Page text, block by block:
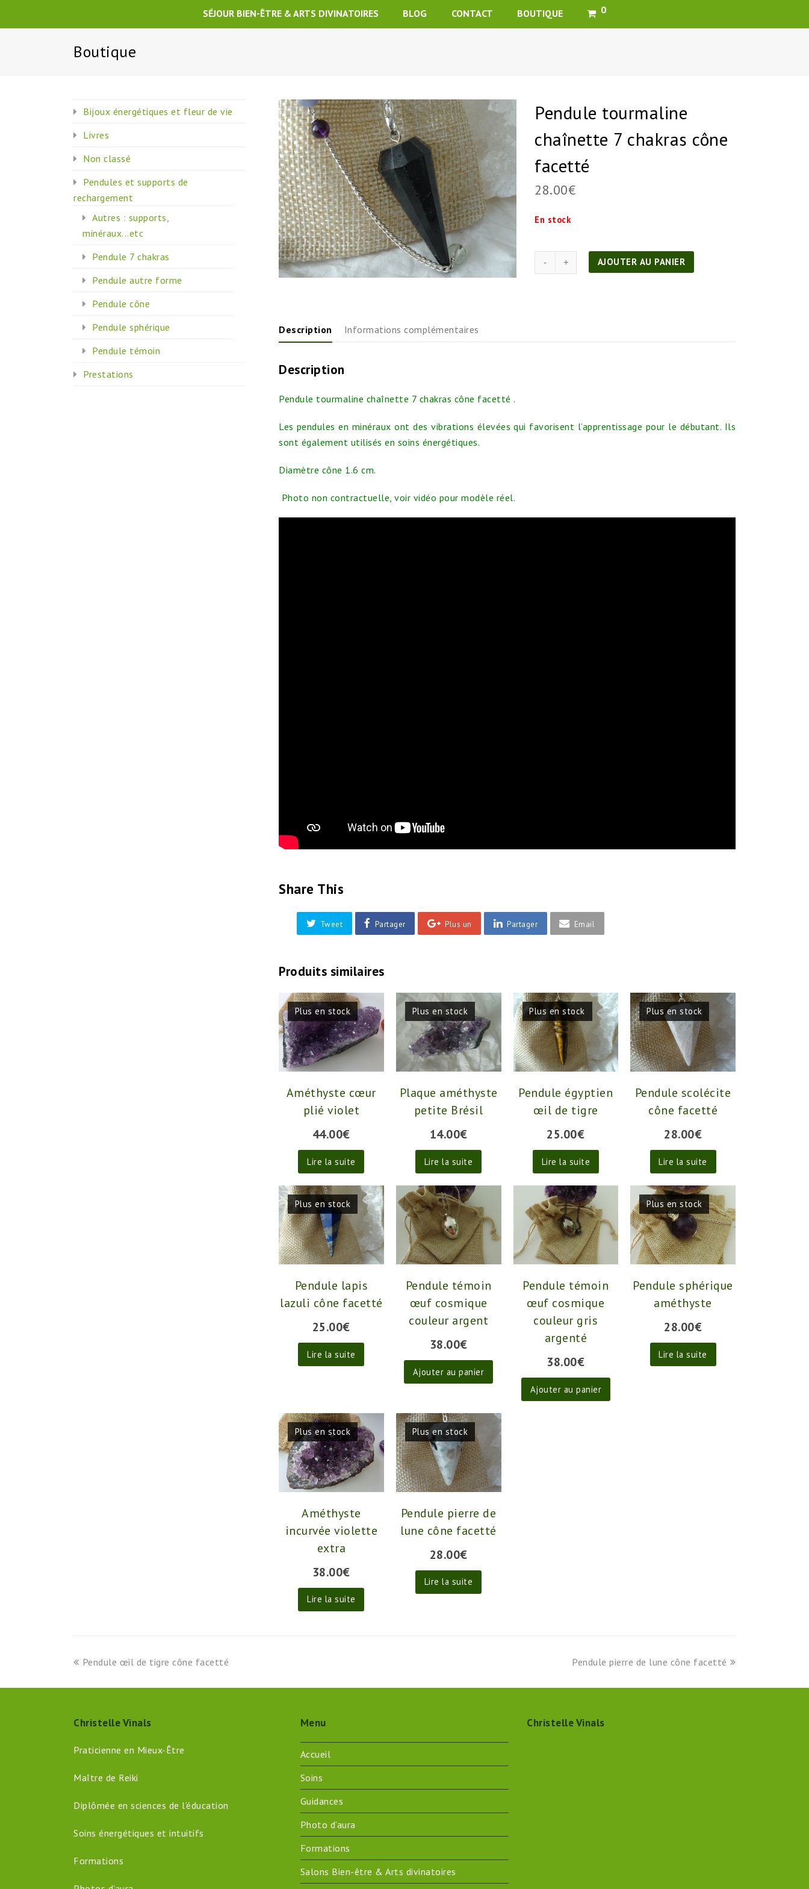
SÉJOUR BIEN-ÊTRE & ARTS DIVINATOIRES BLOG CONTACT BOUTIQUE 0
Boutique
Pendule tourmaline
chaînette 7 chakras cône
facetté
28.00€
En stock
quantité
de
AJOUTER AU PANIER
Description Informations complémentaires
Description
Pendule tourmaline chaînette 7 chakras cône facetté .
Les pendules en minéraux ont des vibrations élevées qui favorisent l’apprentissage pour le débutant. Ils
sont également utilisés en soins énergétiques.
Diamètre cône 1.6 cm.
Photo non contractuelle, voir vidéo pour modèle réel.
Share This
Tweet Partager Plus un Partager Email
Produits similaires
Plus en stock
Améthyste cœur
plié violet
44.00€
Lire la suite
Plus en stock
Plaque améthyste
petite Brésil
14.00€
Lire la suite
Plus en stock
Pendule égyptien
œil de tigre
25.00€
Lire la suite
Plus en stock
Pendule scolécite
cône facetté
28.00€
Lire la suite
Plus en stock
Pendule lapis
lazuli cône facetté
25.00€
Lire la suite
Pendule témoin
œuf cosmique
couleur argent
38.00€
Ajouter au panier
Pendule témoin
œuf cosmique
couleur gris
argenté
38.00€
Ajouter au panier
Plus en stock
Pendule sphérique
améthyste
28.00€
Lire la suite
Plus en stock
Améthyste
incurvée violette
extra
38.00€
Lire la suite
Plus en stock
Pendule pierre de
lune cône facetté
28.00€
Lire la suite
Bijoux énergétiques et fleur de vie
Livres
Non classé
Pendules et supports de
rechargement
Autres : supports,
minéraux...etc
Pendule 7 chakras
Pendule autre forme
Pendule cône
Pendule sphérique
Pendule témoin
Prestations
previous
Pendule œil de tigre cône facetté
next
Pendule pierre de lune cône facetté
Christelle Vinals
Praticienne en Mieux-Être
Maître de Reiki
Diplômée en sciences de l’éducation
Soins énergétiques et intuitifs
Formations
Menu
Accueil
Soins
Guidances
Photo d’aura
Formations
Salons Bien-être & Arts divinatoires
Christelle Vinals